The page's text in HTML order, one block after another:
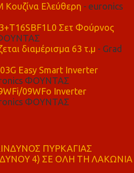
Κουζίνα Ελεύθερη - euronics
Σετ Φούρνος
διαμέρισμα 63 τ.μ - Grad
Easy Smart Inverter
ΦΟΥΝΤΑΣ
09WFo Inverter
ΦΟΥΝΤΑΣ
ΠΥΡΚΑΓΙΑΣ
4) ΣΕ ΟΛΗ ΤΗ ΛΑΚΩΝΙΑ